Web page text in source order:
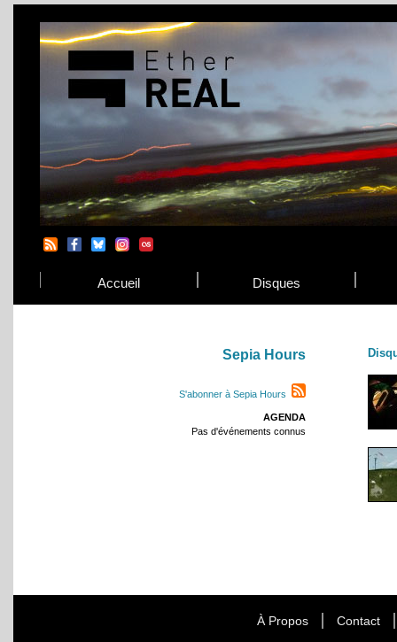
Accueil Disques
Sepia Hours
S'abonner à Sepia Hours
AGENDA
Pas d'événements connus
À Propos Contact